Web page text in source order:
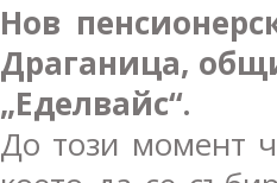
Нов
Драганица,
„Еделвайс“.
До този момент